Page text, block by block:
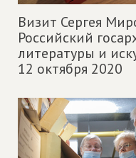
Визит Сергея
Российский
литературы и
12 октября 2020